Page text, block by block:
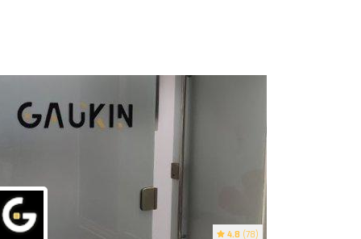
4.8 (78)